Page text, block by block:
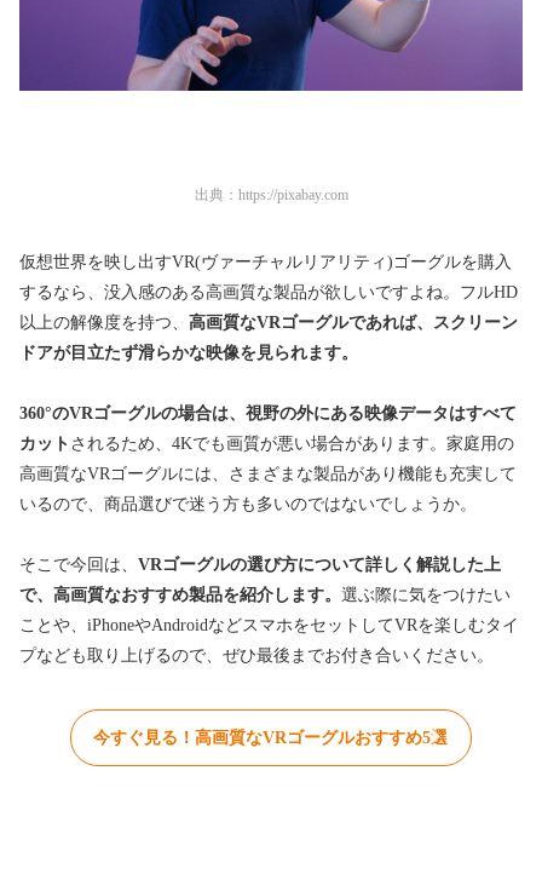
出典： https://pixabay.com
仮想世界を映し出すVR(ヴァーチャルリアリティ)ゴーグルを購入
するなら、没入感のある高画質な製品が欲しいですよね。フルHD
以上の解像度を持つ、 高画質なVRゴーグルであれば、スクリーン
ドアが目立たず滑らかな映像を見られます。
360°のVRゴーグルの場合は、視野の外にある映像データはすべて
カット されるため、4Kでも画質が悪い場合があります。家庭用の
高画質なVRゴーグルには、さまざまな製品があり機能も充実して
いるので、商品選びで迷う方も多いのではないでしょうか。
そこで今回は、 VRゴーグルの選び方について詳しく解説した上
で、高画質なおすすめ製品を紹介します。 選ぶ際に気をつけたい
ことや、 iPhoneやAndroidなどスマホをセットしてVRを楽しむタイ
プなども取り上げるので、ぜひ最後までお付き合いください。
今すぐ見る！高画質なVRゴーグルおすすめ5選